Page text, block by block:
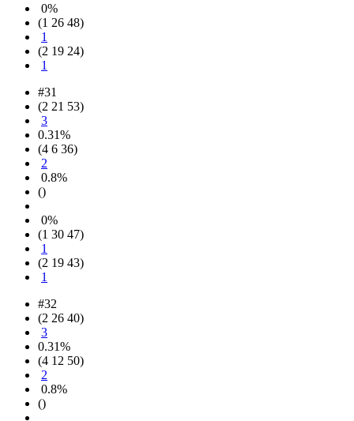
0%
(1 26 48)
1
(2 19 24)
1
#31
(2 21 53)
3
0.31%
(4 6 36)
2
0.8%
()
0%
(1 30 47)
1
(2 19 43)
1
#32
(2 26 40)
3
0.31%
(4 12 50)
2
0.8%
()